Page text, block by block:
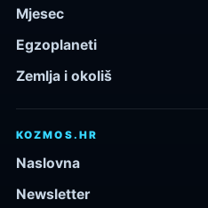
Mjesec
Egzoplaneti
Zemlja i okoliš
KOZMOS.HR
Naslovna
Newsletter